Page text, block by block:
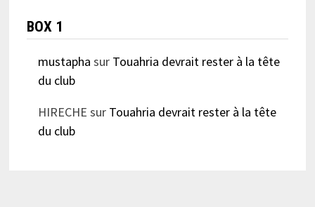
BOX 1
mustapha sur Touahria devrait rester à la tête
du club
HIRECHE sur Touahria devrait rester à la tête
du club